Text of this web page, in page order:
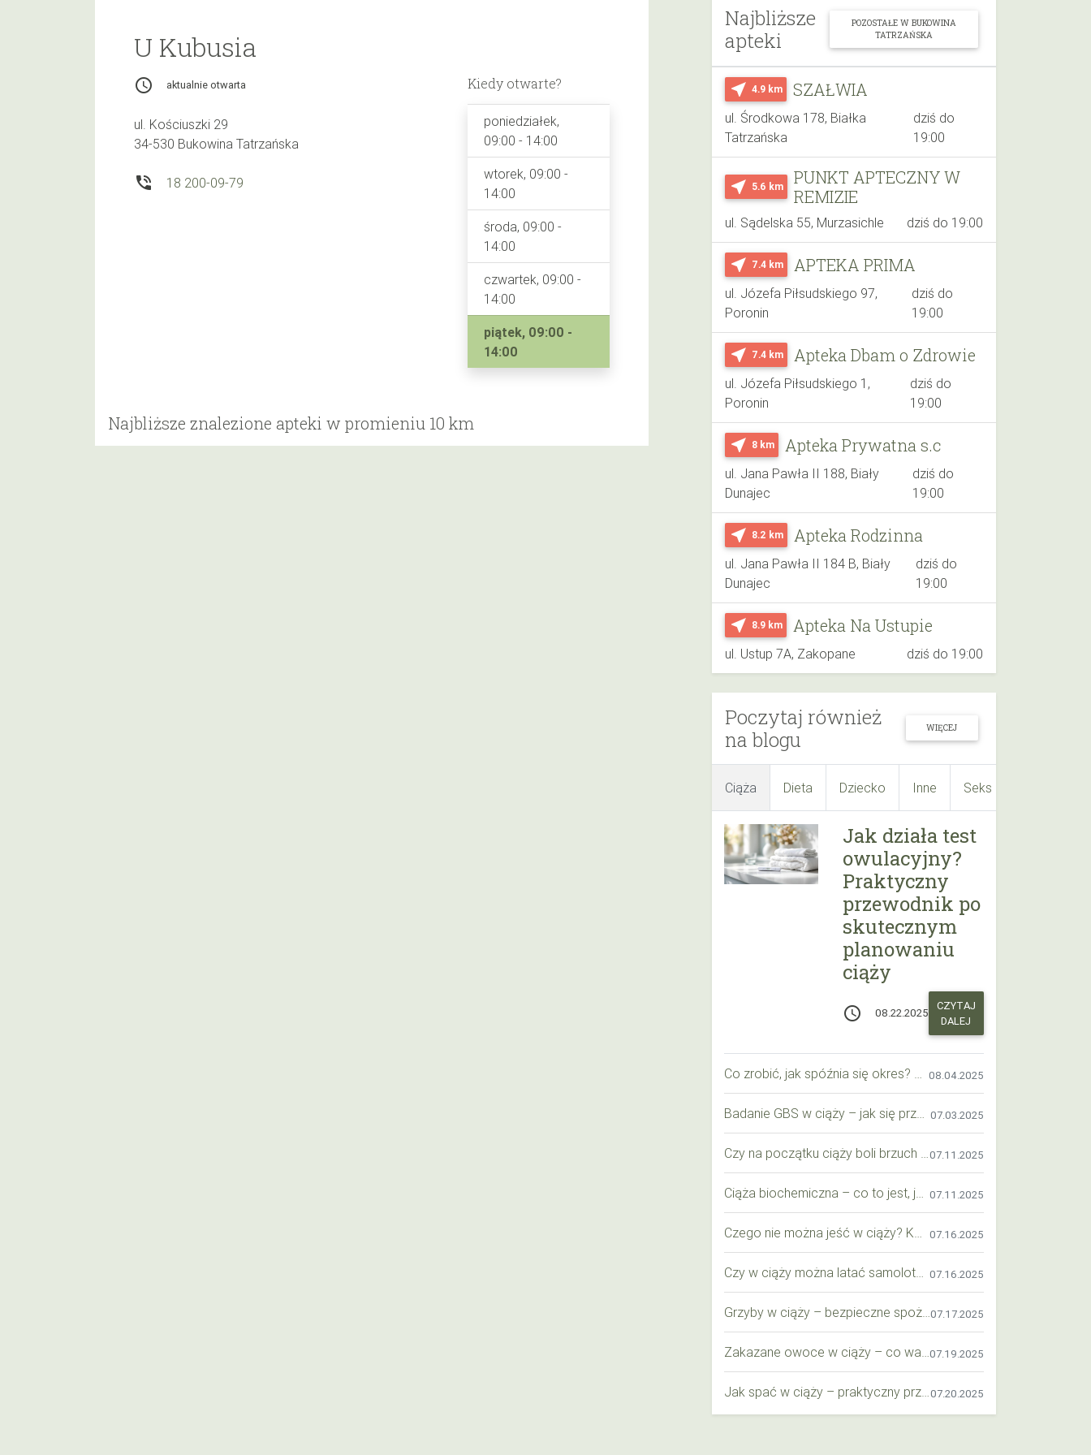
Najbliższe
apteki
POZOSTAŁE W BUKOWINA
TATRZAŃSKA
near_me 4.9 km SZAŁWIA
ul. Środkowa 178, Białka
Tatrzańska
dziś do
19:00
near_me 5.6 km
PUNKT APTECZNY W
REMIZIE
ul. Sądelska 55, Murzasichle dziś do 19:00
near_me 7.4 km APTEKA PRIMA
ul. Józefa Piłsudskiego 97,
Poronin
dziś do
19:00
near_me 7.4 km Apteka Dbam o Zdrowie
ul. Józefa Piłsudskiego 1,
Poronin
dziś do
19:00
near_me 8 km Apteka Prywatna s.c
ul. Jana Pawła II 188, Biały
Dunajec
dziś do
19:00
near_me 8.2 km Apteka Rodzinna
ul. Jana Pawła II 184 B, Biały
Dunajec
dziś do
19:00
near_me 8.9 km Apteka Na Ustupie
ul. Ustup 7A, Zakopane dziś do 19:00
Poczytaj również
na blogu
WIĘCEJ
Ciąża Dieta Dziecko Inne Seks
Jak działa test
owulacyjny?
Praktyczny
przewodnik po
skutecznym
planowaniu
ciąży
access_time 08.22.2025
CZYTAJ
DALEJ
08.04.2025
07.03.2025
07.11.2025
07.11.2025
07.16.2025
07.16.2025
07.17.2025
07.19.2025
07.20.2025
U Kubusia
access_time aktualnie otwarta
ul. Kościuszki 29
34-530 Bukowina Tatrzańska
phone_in_talk 18 200-09-79
Kiedy otwarte?
poniedziałek,
09:00 - 14:00
wtorek, 09:00 -
14:00
środa, 09:00 -
14:00
czwartek, 09:00 -
14:00
piątek, 09:00 -
14:00
Najbliższe znalezione apteki w promieniu 10 km